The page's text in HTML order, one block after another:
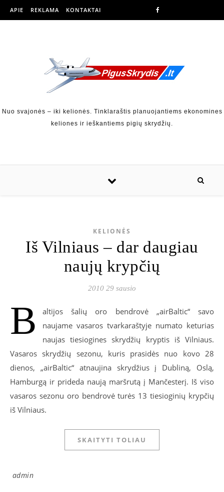
APIE REKLAMA KONTAKTAI
Nuo svajonės – iki kelionės. Tinklaraštis planuojantiems ekonomines
keliones ir ieškantiems pigių skrydžių.
KELIONĖS
Iš Vilniaus – dar daugiau
naujų krypčių
2010 29 sausio
B
altijos šalių oro bendrovė „airBaltic“ savo
naujame vasaros tvarkaraštyje numato keturias
naujas tiesiogines skrydžių kryptis iš Vilniaus.
Vasaros skrydžių sezonu, kuris prasidės nuo kovo 28
dienos, „airBaltic“ atnaujina skrydžius į Dubliną, Oslą,
Hamburgą ir prideda naują maršrutą į Mančesterį. Iš viso
vasaros sezonu oro bendrovė turės 13 tiesioginių krypčių
iš Vilniaus.
SKAITYTI TOLIAU
admin